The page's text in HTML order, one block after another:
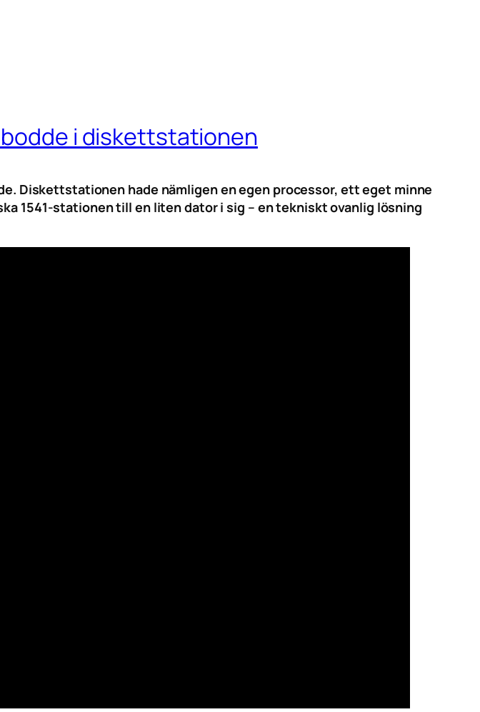
i diskettstationen
Diskettstationen hade nämligen en egen processor, ett eget minne
1541-stationen till en liten dator i sig – en tekniskt ovanlig lösning